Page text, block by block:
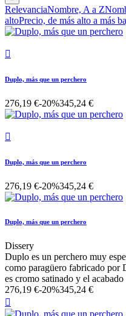
RelevanciaNombre, A a Z
altoPrecio, de más alto a más

Duplo, más que un perchero
276,19 €-20%345,24 €

Duplo, más que un perchero
276,19 €-20%345,24 €
Duplo, más que un perchero
Dissery
Duplo es un perchero muy
como paragüero fabricado por
es cromo satinado y el
276,19 €-20%345,24 €
